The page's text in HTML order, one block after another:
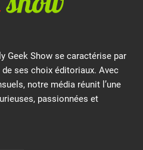
Geek Show se caractérise par
ses choix éditoriaux. Avec
notre média réunit l’une
passionnées et